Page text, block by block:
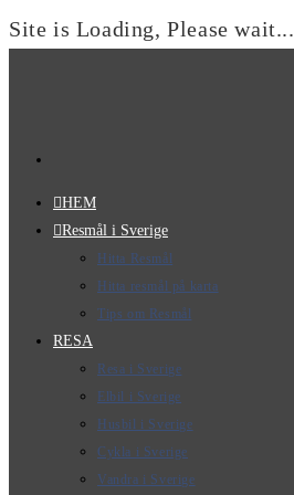
Site is Loading, Please wait...
HEM
Resmål i Sverige
Hitta Resmål
Hitta resmål på karta
Tips om Resmål
RESA
Resa i Sverige
Elbil i Sverige
Husbil i Sverige
Cykla i Sverige
Vandra i Sverige